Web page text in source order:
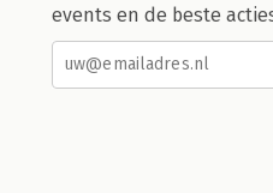
events en de beste